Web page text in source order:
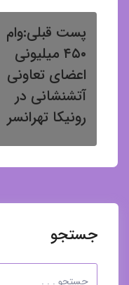
پست قبلی:وام
۴۵۰ میلیونی
اعضای تعاونی
آتشنشانی در
رونیکا تهرانسر
جستجو